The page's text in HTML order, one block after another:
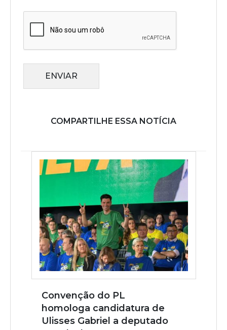
ENVIAR
COMPARTILHE ESSA NOTÍCIA
Convenção do PL
homologa candidatura de
Ulisses Gabriel a deputado